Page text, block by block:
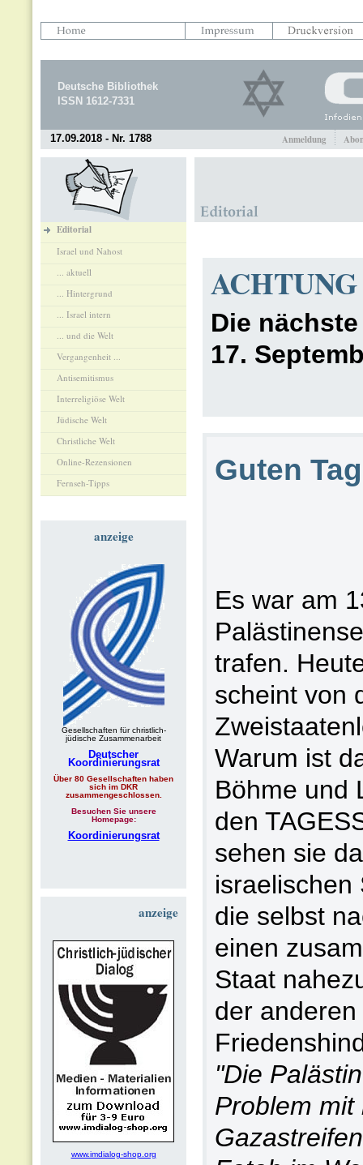
Deutsche Bibliothek
ISSN 1612-7331
17.09.2018 - Nr. 1788 Anmeldung
Editorial
Israel und Nahost
... aktuell
... Hintergrund
... Israel intern
... und die Welt
Vergangenheit ...
Antisemitismus
Interreligiöse Welt
Jüdische Welt
Christliche Welt
Online-Rezensionen
Fernseh-Tipps
anzeige
Gesellschaften für christlich-
jüdische Zusammenarbeit
Deutscher
Koordinierungsrat
Über 80 Gesellschaften haben
sich im DKR
zusammengeschlossen.
Besuchen Sie unsere
Homepage:
Koordinierungsrat
anzeige
www.imdialog-shop.org
ACHTUNG
Die
17.
Guten
Es war am
trafen.
scheint von
Warum ist
Böhme und
den
sehen sie
israelischen
die selbst
einen
Staat
der
"Die
Problem